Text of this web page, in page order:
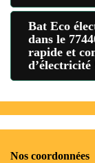
Bat Eco
dans le
rapide et
d’électricité
Nos coordonnées